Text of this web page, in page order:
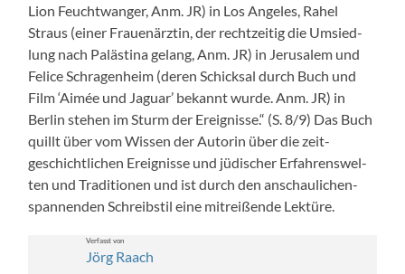
Lion Feucht­wanger, Anm. JR) in Los Ange­les, Rahel
Straus (ein­er Frauenärztin, der rechtzeit­ig die Umsied­
lung nach Palästi­na gelang, Anm. JR) in Jerusalem und
Felice Schra­gen­heim (deren Schick­sal durch Buch und
Film ‘Aimée und Jaguar’ bekan­nt wurde. Anm. JR) in
Berlin ste­hen im Sturm der Ereignisse.“ (S. 8/9) Das Buch
quillt über vom Wis­sen der Autorin über die zeit­
geschichtlichen Ereignisse und jüdis­ch­er Erfahrenswel­
ten und Tra­di­tio­nen und ist durch den anschaulichen-
span­nen­den Schreib­stil eine mitreißende Lek­türe.
Ver­fasst von
Jörg Raach